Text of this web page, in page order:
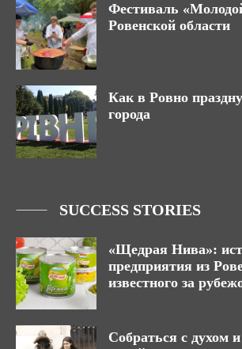
Фестиваль
Ровенской области
Как в Ровно
города
SUCCESS STORIES
«Щедрая Нива»:
предприятия из
известного за
Собраться с духом